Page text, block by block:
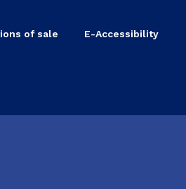
of sale E-Accessibility